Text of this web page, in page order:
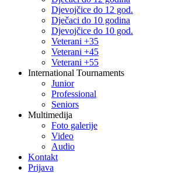
Djevojčice do 12 god.
Dječaci do 10 godina
Djevojčice do 10 god.
Veterani +35
Veterani +45
Veterani +55
International Tournaments
Junior
Professional
Seniors
Multimedija
Foto galerije
Video
Audio
Kontakt
Prijava